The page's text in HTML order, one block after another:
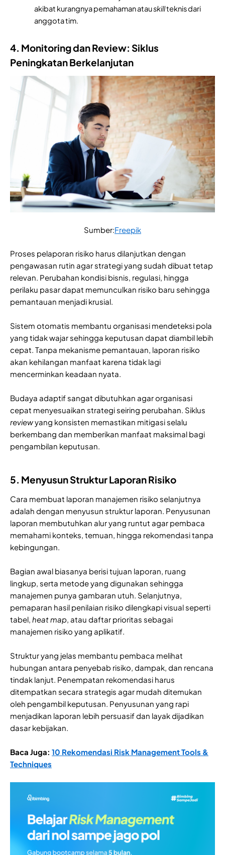
akibat kurangnya pemahaman atauskillteknis dari
anggota tim.
4. Monitoring dan Review: Siklus
Peningkatan Berkelanjutan
Sumber:Freepik
Proses pelaporan risiko harus dilanjutkan dengan
pengawasan rutin agar strategi yang sudah dibuat tetap
relevan. Perubahan kondisi bisnis, regulasi, hingga
perilaku pasar dapat memunculkan risiko baru sehingga
pemantauan menjadi krusial.
Sistem otomatis membantu organisasi mendeteksi pola
yang tidak wajar sehingga keputusan dapat diambil lebih
cepat. Tanpa mekanisme pemantauan, laporan risiko
akan kehilangan manfaat karena tidak lagi
mencerminkan keadaan nyata.
Budaya adaptif sangat dibutuhkan agar organisasi
cepat menyesuaikan strategi seiring perubahan. Siklus
reviewyang konsisten memastikan mitigasi selalu
berkembang dan memberikan manfaat maksimal bagi
pengambilan keputusan.
5. Menyusun Struktur Laporan Risiko
Cara membuat laporan manajemen risiko selanjutnya
adalah dengan menyusun struktur laporan. Penyusunan
laporan membutuhkan alur yang runtut agar pembaca
memahami konteks, temuan, hingga rekomendasi tanpa
kebingungan.
Bagian awal biasanya berisi tujuan laporan, ruang
lingkup, serta metode yang digunakan sehingga
manajemen punya gambaran utuh. Selanjutnya,
pemaparan hasil penilaian risiko dilengkapi visual seperti
tabel, heat map, atau daftar prioritas sebagai
manajemen risiko yang aplikatif.
Struktur yang jelas membantu pembaca melihat
hubungan antara penyebab risiko, dampak, dan rencana
tindak lanjut. Penempatan rekomendasi harus
ditempatkan secara strategis agar mudah ditemukan
oleh pengambil keputusan. Penyusunan yang rapi
menjadikan laporan lebih persuasif dan layak dijadikan
dasar kebijakan.
Baca Juga: 10 Rekomendasi Risk Management Tools &
Techniques